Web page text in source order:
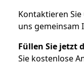
Kontaktieren
uns gemeinsam
Füllen Sie jetzt
Sie kostenlose